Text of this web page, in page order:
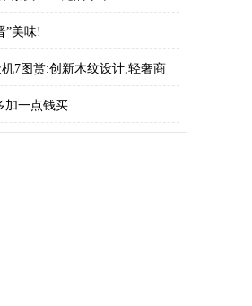
”美味!
7图赏:创新木纹设计,轻奢商
加一点钱买